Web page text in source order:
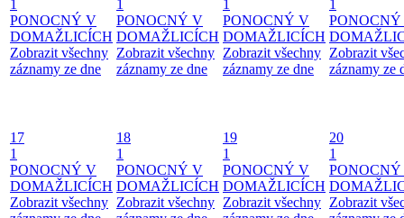
1
PONOCNÝ V
DOMAŽLICÍCH
Zobrazit všechny
záznamy ze dne
1
PONOCNÝ V
DOMAŽLICÍCH
Zobrazit všechny
záznamy ze dne
1
PONOCNÝ V
DOMAŽLICÍCH
Zobrazit všechny
záznamy ze dne
1
Zobrazit
záznamy ze
17
1
PONOCNÝ V
DOMAŽLICÍCH
Zobrazit všechny
18
1
PONOCNÝ V
DOMAŽLICÍCH
Zobrazit všechny
19
1
PONOCNÝ V
DOMAŽLICÍCH
Zobrazit všechny
20
1
Zobrazit